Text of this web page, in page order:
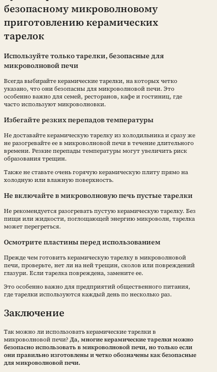
безопасному микроволновому
приготовлению керамических
тарелок
Используйте только тарелки, безопасные для
микроволновой печи
Всегда выбирайте керамические тарелки, на которых четко
указано, что они безопасны для микроволновой печи. Это
особенно важно для семей, ресторанов, кафе и гостиниц, где
часто используют микроволновки.
Избегайте резких перепадов температуры
Не доставайте керамическую тарелку из холодильника и сразу же
не разогревайте ее в микроволновой печи в течение длительного
времени. Резкие перепады температуры могут увеличить риск
образования трещин.
Также не ставьте очень горячую керамическую плиту прямо на
холодную или влажную поверхность.
Не включайте в микроволновую печь пустые тарелки
Не рекомендуется разогревать пустую керамическую тарелку. Без
пищи или жидкости, поглощающей энергию микроволн, тарелка
может перегреться.
Осмотрите пластины перед использованием
Прежде чем готовить керамическую тарелку в микроволновой
печи, проверьте, нет ли на ней трещин, сколов или повреждений
глазури. Если тарелка повреждена, замените ее.
Это особенно важно для предприятий общественного питания,
где тарелки используются каждый день по несколько раз.
Заключение
Так можно ли использовать керамические тарелки в
микроволновой печи?Да, многие керамические тарелки можно
безопасно использовать в микроволновой печи, но только если
они правильно изготовлены и четко обозначены как безопасные
для микроволновой печи.